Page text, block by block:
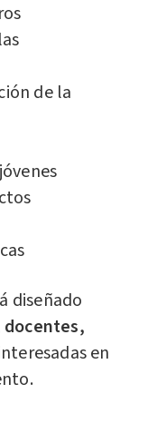
de la
diseñado
en